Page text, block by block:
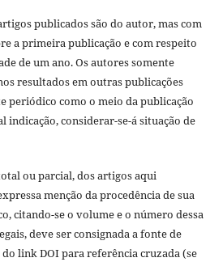
publicados são do autor, mas com
a primeira publicação e com respeito
de um ano. Os autores somente
resultados em outras publicações
periódico como o meio da publicação
indicação, considerar-se-á situação de
ou parcial, dos artigos aqui
menção da procedência de sua
citando-se o volume e o número dessa
deve ser consignada a fonte de
link DOI para referência cruzada (se